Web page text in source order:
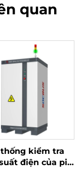
quan
thống kiểm tra
điện của pin